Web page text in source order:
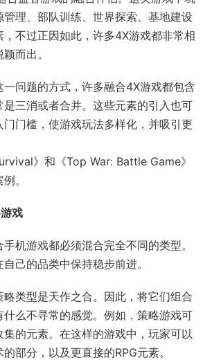
理、部队训练、世界探索、基地建设
不过正因如此，许多4X游戏都非常相
而出。
问题的方式，许多融合4X游戏都包含
是三消或者合并。这些元素的引入也可
门门槛，使游戏玩法多样化，并吸引更
》和《Top War: Battle Game》
。
戏
机游戏都必须混合完全不同的类型。
己的品类中保持稳步前进。
类型是天作之合。因此，将它们组合
什么不寻常的感觉。例如，策略游戏可
集的元素。在这样的游戏中，玩家可以
部分，以及更直接的RPG元素。